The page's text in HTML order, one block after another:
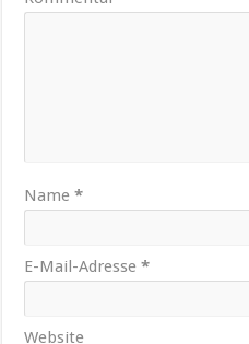
Name*
E-Mail-Adresse*
Website